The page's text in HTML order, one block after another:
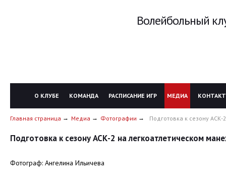
Волейбольный
О КЛУБЕ КОМАНДА РАСПИСАНИЕ ИГР МЕДИА
Главная страница Медиа Фотографии Подготовка к сезону
Подготовка к сезону АСК-2 на легкоатлетическом
Фотограф: Ангелина Ильичева